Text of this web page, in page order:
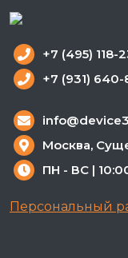
+7 (495) 118-
+7 (931) 640-
Москва,
ПН - ВС |
Персональный